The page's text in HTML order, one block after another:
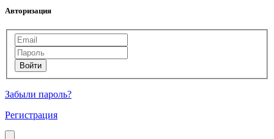
Авторизация
Забыли пароль?
Регистрация